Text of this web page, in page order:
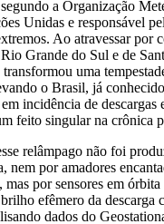
a Organização
Unidas e responsável
Ao atravessar por
Grande do Sul e de
uma
o Brasil, já
incidência de descargas
feito singular na crônica
relâmpago não foi
nem por amadores
mas por sensores em
efêmero da descarga
dados do